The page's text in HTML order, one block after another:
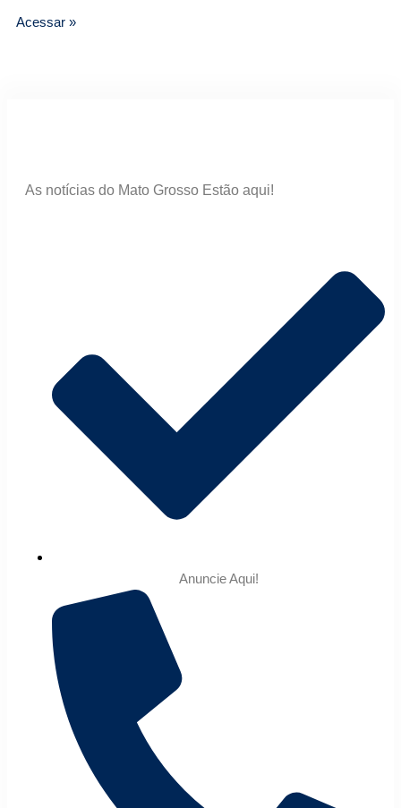
Acessar »
As notícias do Mato Grosso Estão aqui!
Anuncie Aqui!